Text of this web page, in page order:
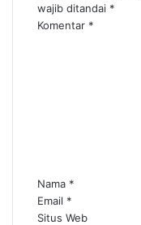
wajib ditandai *
Komentar *
Nama *
Email *
Situs Web